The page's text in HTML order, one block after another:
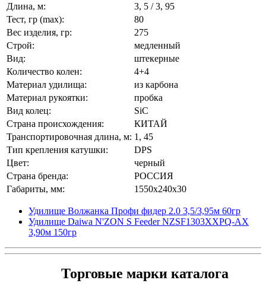
Длина, м:
3, 5 / 3, 95
Тест, гр (max):
80
Вес изделия, гр:
275
Строй:
медленный
Вид:
штекерные
Количество колен:
4+4
Материал удилища:
из карбона
Материал рукоятки:
пробка
Вид колец:
SiC
Страна происхождения:
КИТАЙ
Транспортировочная длина, м: 1, 45
Тип крепления катушки:
DPS
Цвет:
черный
Страна бренда:
РОССИЯ
Габариты, мм:
1550x240x30
Удилище Волжанка Профи фидер 2.0 3,5/3,95м 60гр
Удилище Daiwa N'ZON S Feeder NZSF1303XXPQ-AX
3,90м 150гр
Торговые марки каталога